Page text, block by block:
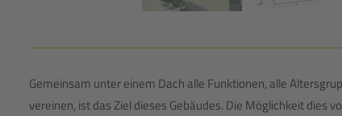
Gemeinsam unter einem Dach alle Funktionen, alle
vereinen, ist das Ziel dieses Gebäudes. Die Möglichkeit dies